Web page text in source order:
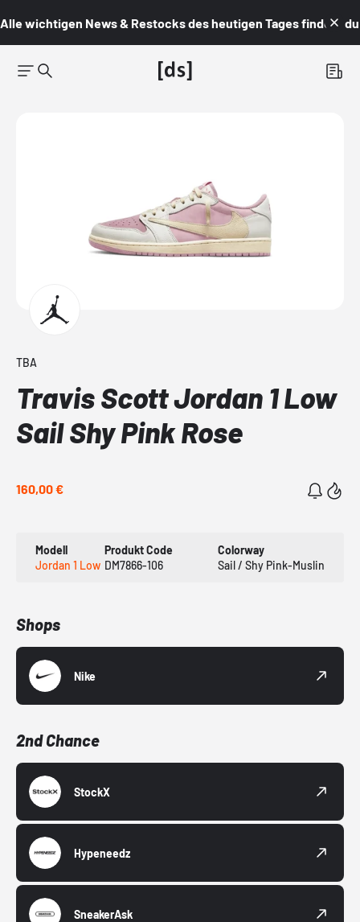
Alle wichtigen News & Restocks des heutigen Tages findest du
TBA
Travis Scott Jordan 1 Low
Sail Shy Pink Rose
160,00 €
Modell
Jordan 1 Low
Produkt Code
DM7866-106
Colorway
Sail / Shy Pink-Muslin
Shops
Nike
2nd Chance
StockX
Hypeneedz
SneakerAsk